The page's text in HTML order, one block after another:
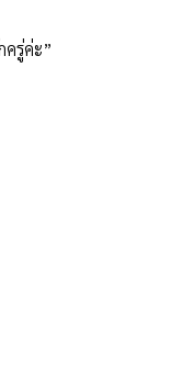
รู่ค่ะ”